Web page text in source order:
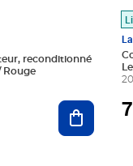
reconditionné
Rouge
Ajouter7